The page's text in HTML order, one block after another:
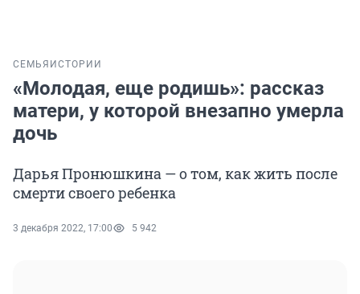
СЕМЬЯ ИСТОРИИ
«Молодая, еще родишь»: рассказ
матери, у которой внезапно умерла
дочь
Дарья Пронюшкина — о том, как жить после
смерти своего ребенка
3 декабря 2022, 17:00 5 942